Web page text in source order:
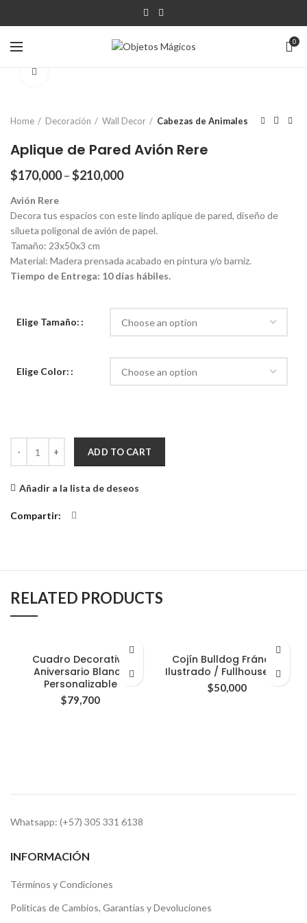
0
Home Decoración Wall Decor Cabezas de Animales
Aplique de Pared Avión Rere
$170,000–$210,000
Avión Rere
Decora tus espacios con este lindo aplique de pared, diseño de
silueta poligonal de avión de papel.
Tamaño: 23x50x3 cm
Material: Madera prensada acabado en pintura y/o barniz.
Tiempo de Entrega: 10 días hábiles.
Elige Tamaño:
Elige Color:
ADD TO CART
Añadir a la lista de deseos
Compartir
RELATED PRODUCTS
Cuadro Decorativo
Aniversario Blanco
Personalizable
$79,700
Cojín Bulldog Fránces
Ilustrado / Fullhouse Lab
$50,000
Whatsapp: (+57) 305 331 6138
INFORMACIÓN
Términos y Condiciones
Politicas de Cambios, Garantias y Devoluciones